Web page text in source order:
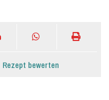
Rezept bewerten